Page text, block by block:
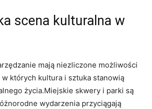
scena kulturalna w
mają niezliczone możliwości
w których kultura i sztuka stanowią
życia.Miejskie skwery i parki są
wydarzenia przyciągają